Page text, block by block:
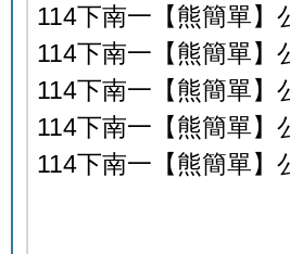
114下南一【熊簡單】
114下南一【熊簡單】
114下南一【熊簡單】
114下南一【熊簡單】
114下南一【熊簡單】